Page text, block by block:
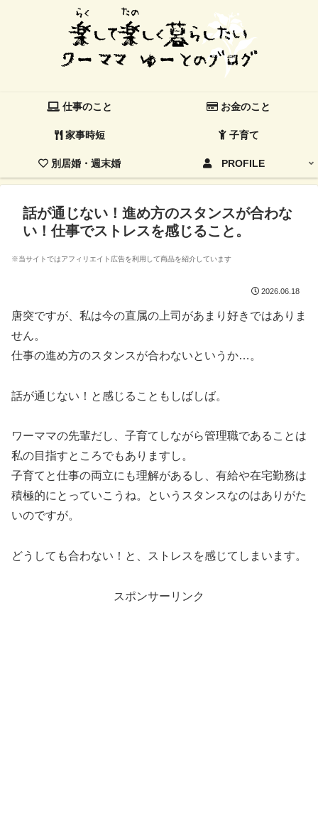
仕事のこと お金のこと
家事時短 子育て
別居婚・週末婚 PROFILE
話が通じない！進め方のスタンスが合わな
い！仕事でストレスを感じること。
※当サイトではアフィリエイト広告を利用して商品を紹介しています
2026.06.18
唐突ですが、私は今の直属の上司があまり好きではありま
せん。
仕事の進め方のスタンスが合わないというか…。
話が通じない！と感じることもしばしば。
ワーママの先輩だし、子育てしながら管理職であることは
私の目指すところでもありますし。
子育てと仕事の両立にも理解があるし、有給や在宅勤務は
積極的にとっていこうね。というスタンスなのはありがた
いのですが。
どうしても合わない！と、ストレスを感じてしまいます。
スポンサーリンク